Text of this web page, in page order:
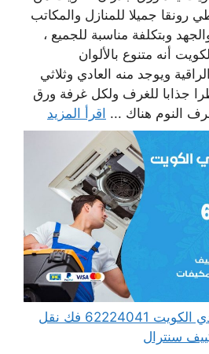
رونقا جميلا للمنازل والمكاتب
وبتكلفة مناسبة للجميع ،
أنه متنوع بالألوان
ويوجد منه العادي وثلاثي
جذابا للغرف ولكل غرفة ورق
النوم هناك ... اقرأ المزيد
فني تكييف مركزي هندي الكويت 62224041 فك نقل
سنترال